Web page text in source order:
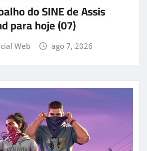
do SINE de Assis
para hoje (07)
Web ago 7, 2026